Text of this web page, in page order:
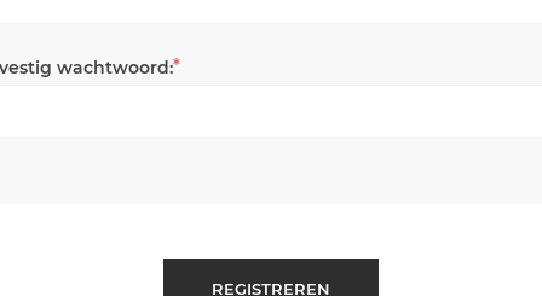
wachtwoord:*
REGISTREREN